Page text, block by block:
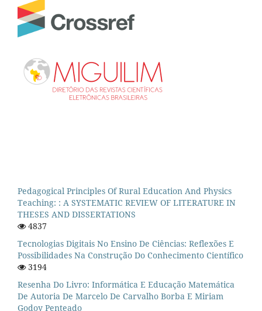
Pedagogical Principles Of Rural Education And Physics
Teaching: : A SYSTEMATIC REVIEW OF LITERATURE IN
THESES AND DISSERTATIONS
4837
Tecnologias Digitais No Ensino De Ciências: Reflexões E
Possibilidades Na Construção Do Conhecimento Científico
3194
Resenha Do Livro: Informática E Educação Matemática
De Autoria De Marcelo De Carvalho Borba E Miriam
Godoy Penteado